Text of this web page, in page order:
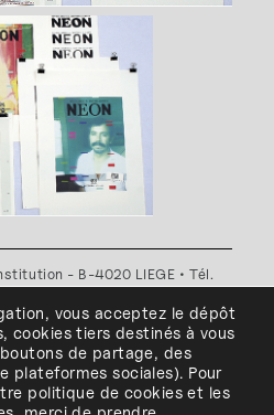
- B-4020 LIEGE • Tél.
confidentialité•Politique de
générales
Liège est membre du
vous acceptez le dépôt
cookiestiers destinés à vous
de partage, des
plateformes sociales). Pour
politique de cookies et les